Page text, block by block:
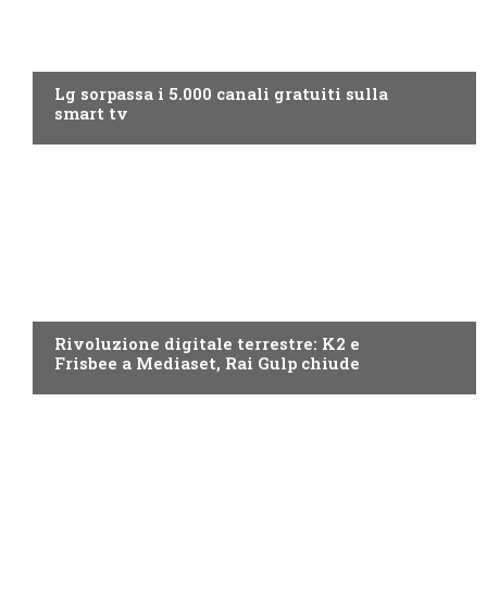
Lg sorpassa i 5.000 canali gratuiti sulla
smart tv
Rivoluzione digitale terrestre: K2 e
Frisbee a Mediaset, Rai Gulp chiude